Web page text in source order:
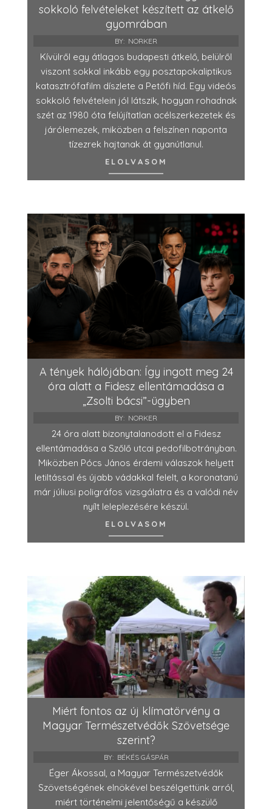
sokkoló felvételeket készített az átkelő
gyomrában
BY: NORKER
Kívülről egy átlagos budapesti átkelő, belülről
viszont sokkal inkább egy posztapokaliptikus
katasztrófafilm díszlete a Petőfi híd. Egy videós
sokkoló felvételein jól látszik, hogyan rohadnak
szét az 1980 óta felújítatlan acélszerkezetek és
járólemezek, miközben a felszínen naponta
tízezrek hajtanak át gyanútlanul.
ELOLVASOM
A tények hálójában: Így ingott meg 24
óra alatt a Fidesz ellentámadása a
„Zsolti bácsi”-ügyben
BY: NORKER
24 óra alatt bizonytalanodott el a Fidesz
ellentámadása a Szőlő utcai pedofilbotrányban.
Miközben Pócs János érdemi válaszok helyett
letiltással és újabb vádakkal felelt, a koronatanú
már júliusi poligráfos vizsgálatra és a valódi név
nyílt leleplezésére készül.
ELOLVASOM
Miért fontos az új klímatörvény a
Magyar Természetvédők Szövetsége
szerint?
BY: BÉKÉS GÁSPÁR
Éger Ákossal, a Magyar Természetvédők
Szövetségének elnökével beszélgettünk arról,
miért történelmi jelentőségű a készülő